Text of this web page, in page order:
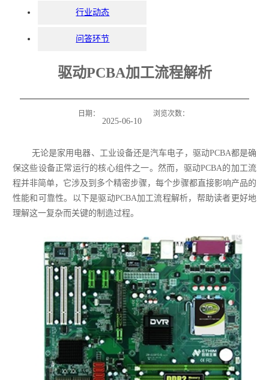
行业动态
问答环节
驱动PCBA加工流程解析
日期：
2025-06-10
浏览次数：
无论是家用电器、工业设备还是汽车电子，驱动PCBA都是确
保这些设备正常运行的核心组件之一。然而，驱动PCBA的加工流
程并非简单，它涉及到多个精密步骤，每个步骤都直接影响产品的
性能和可靠性。以下是驱动PCBA加工流程解析，帮助读者更好地
理解这一复杂而关键的制造过程。